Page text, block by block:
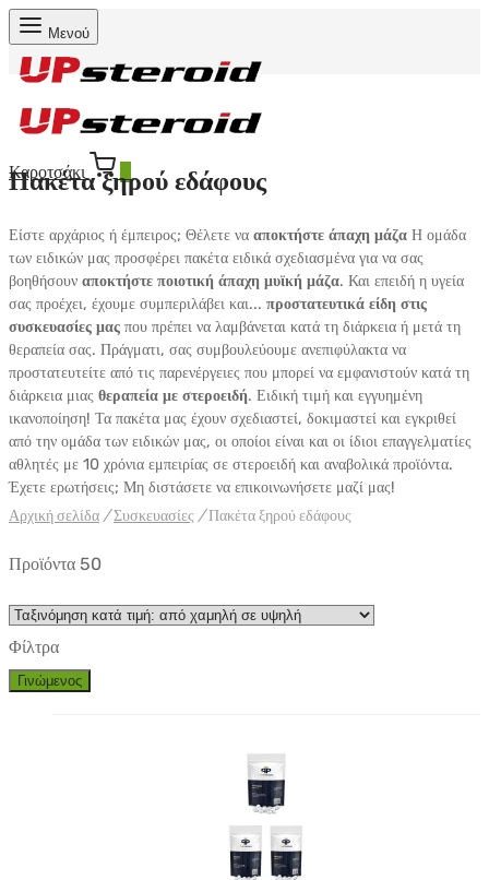
Μενού
Καροτσάκι
Πακέτα ξηρού εδάφους
Είστε αρχάριος ή έμπειρος; Θέλετε να αποκτήστε άπαχη μάζα Η ομάδα
των ειδικών μας προσφέρει πακέτα ειδικά σχεδιασμένα για να σας
βοηθήσουν αποκτήστε ποιοτική άπαχη μυϊκή μάζα. Και επειδή η υγεία
σας προέχει, έχουμε συμπεριλάβει και... προστατευτικά είδη στις
συσκευασίες μας που πρέπει να λαμβάνεται κατά τη διάρκεια ή μετά τη
θεραπεία σας. Πράγματι, σας συμβουλεύουμε ανεπιφύλακτα να
προστατευτείτε από τις παρενέργειες που μπορεί να εμφανιστούν κατά τη
διάρκεια μιας θεραπεία με στεροειδή. Ειδική τιμή και εγγυημένη
ικανοποίηση! Τα πακέτα μας έχουν σχεδιαστεί, δοκιμαστεί και εγκριθεί
από την ομάδα των ειδικών μας, οι οποίοι είναι και οι ίδιοι επαγγελματίες
αθλητές με 10 χρόνια εμπειρίας σε στεροειδή και αναβολικά προϊόντα.
Έχετε ερωτήσεις; Μη διστάσετε να επικοινωνήσετε μαζί μας!
Αρχική σελίδα /Συσκευασίες /Πακέτα ξηρού εδάφους
Προϊόντα 50
Φίλτρα
Γινώμενος